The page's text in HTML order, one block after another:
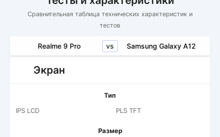
Сравнительная таблица технических характеристик и
тестов
Realme 9 Pro vs Samsung Galaxy A12
Экран
Тип
IPS LCD
PLS TFT
Размер